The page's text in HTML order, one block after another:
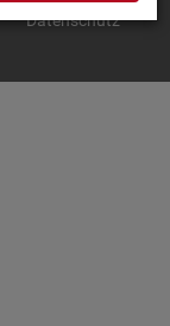
Datenschutz